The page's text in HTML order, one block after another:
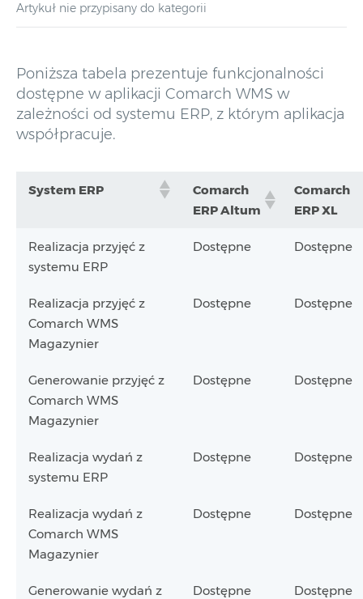
Artykuł nie przypisany do kategorii
Poniższa tabela prezentuje funkcjonalności
dostępne w aplikacji Comarch WMS w
zależności od systemu ERP, z którym aplikacja
współpracuje.
System ERP
Comarch
ERP Altum
Comarch
ERP XL
Realizacja przyjęć z
systemu ERP
Dostępne Dostępne
Realizacja przyjęć z
Comarch WMS
Magazynier
Dostępne Dostępne
Generowanie przyjęć z
Comarch WMS
Magazynier
Dostępne Dostępne
Realizacja wydań z
systemu ERP
Dostępne Dostępne
Realizacja wydań z
Comarch WMS
Magazynier
Dostępne Dostępne
Generowanie wydań z
Dostępne Dostępne